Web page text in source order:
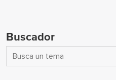
Buscador